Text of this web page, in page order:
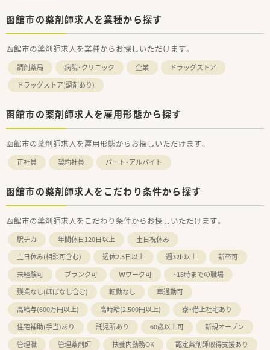
函館市の薬剤師求人を業種から探す
函館市の薬剤師求人を業種からお探しいただけます。
調剤薬局 病院・クリニック 企業
ドラッグストア
ドラッグストア(調剤あり)
函館市の薬剤師求人を雇用形態から探す
函館市の薬剤師求人を雇用形態からお探しいただけます。
正社員 契約社員 パート・アルバイト
函館市の薬剤師求人をこだわり条件から探す
函館市の薬剤師求人をこだわり条件からお探しいただけます。
駅チカ 年間休日120日以上
土日祝休み
土日休み(相談可含む)
週休2.5日以上 週32h以上
新卒可
未経験可
ブランク可 Ｗワーク可
~18時までの職場
残業なし(ほぼなし含む)
転勤なし
車通勤可
高給与(600万円以上)
高時給(2,500円以上)
寮・借上社宅あり
住宅補助(手当)あり
託児所あり 60歳以上可
新規オープン
管理職
管理薬剤師 扶養内勤務OK
認定薬剤師取得支援あり